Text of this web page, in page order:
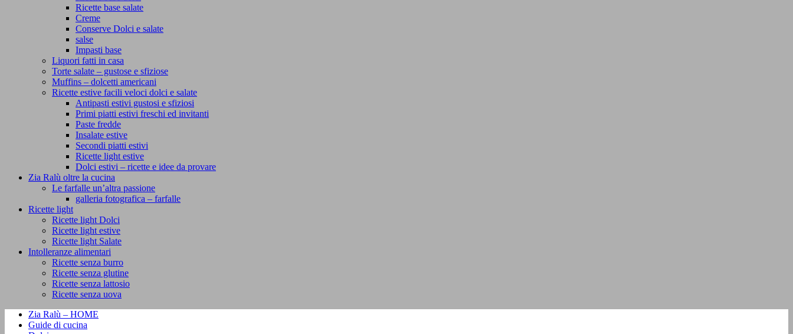
Ricette base salate
Creme
Conserve Dolci e salate
salse
Impasti base
Liquori fatti in casa
Torte salate – gustose e sfiziose
Muffins – dolcetti americani
Ricette estive facili veloci dolci e salate
Antipasti estivi gustosi e sfiziosi
Primi piatti estivi freschi ed invitanti
Paste fredde
Insalate estive
Secondi piatti estivi
Ricette light estive
Dolci estivi – ricette e idee da provare
Zia Ralù oltre la cucina
Le farfalle un’altra passione
galleria fotografica – farfalle
Ricette light
Ricette light Dolci
Ricette light estive
Ricette light Salate
Intolleranze alimentari
Ricette senza burro
Ricette senza glutine
Ricette senza lattosio
Ricette senza uova
Zia Ralù – HOME
Guide di cucina